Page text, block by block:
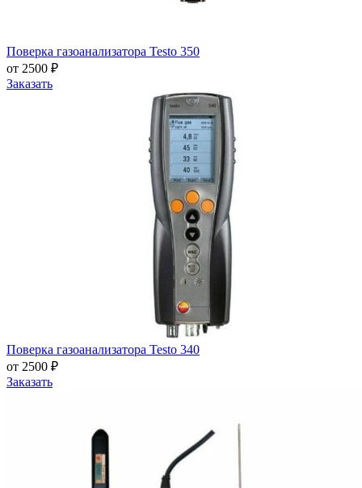
Поверка газоанализатора Testo 350
от 2500 ₽
Заказать
Поверка газоанализатора Testo 340
от 2500 ₽
Заказать